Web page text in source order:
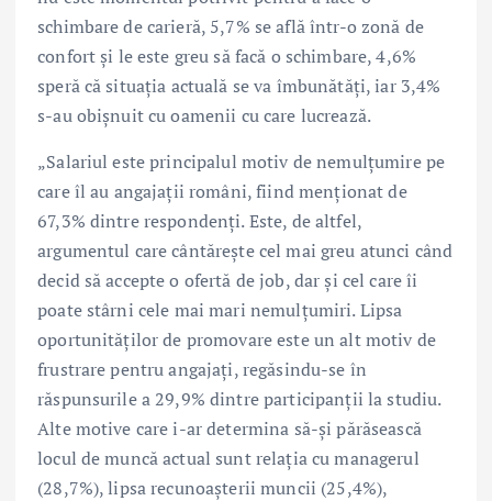
schimbare de carieră, 5,7% se află într-o zonă de
confort și le este greu să facă o schimbare, 4,6%
speră că situația actuală se va îmbunătăți, iar 3,4%
s-au obișnuit cu oamenii cu care lucrează.
„Salariul este principalul motiv de nemulțumire pe
care îl au angajații români, fiind menționat de
67,3% dintre respondenți. Este, de altfel,
argumentul care cântărește cel mai greu atunci când
decid să accepte o ofertă de job, dar și cel care îi
poate stârni cele mai mari nemulțumiri. Lipsa
oportunităților de promovare este un alt motiv de
frustrare pentru angajați, regăsindu-se în
răspunsurile a 29,9% dintre participanții la studiu.
Alte motive care i-ar determina să-și părăsească
locul de muncă actual sunt relația cu managerul
(28,7%), lipsa recunoașterii muncii (25,4%),